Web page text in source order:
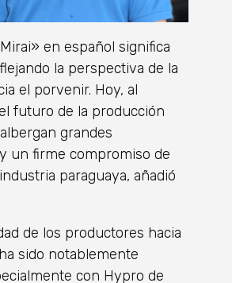
en español significa
la perspectiva de la
el porvenir. Hoy, al
futuro de la producción
grandes
un firme compromiso de
paraguaya, añadió
de los productores hacia
sido notablemente
con Hypro de